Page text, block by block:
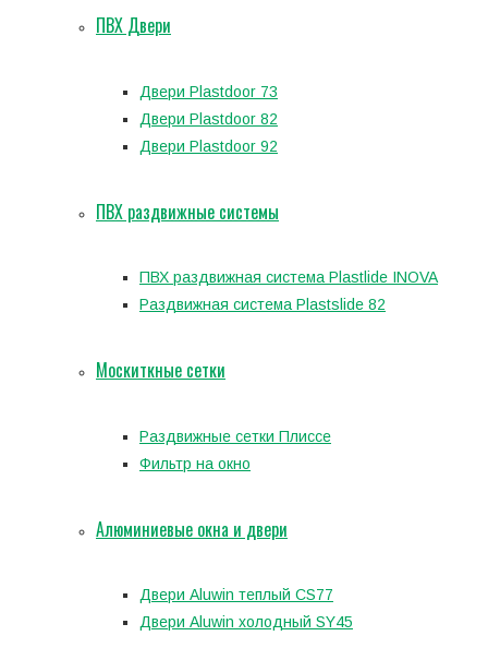
ПВХ Двери
Двери Plastdoor 73
Двери Plastdoor 82
Двери Plastdoor 92
ПВХ раздвижные системы
ПВХ раздвижная система Plastlide INOVA
Раздвижная система Plastslide 82
Москиткные сетки
Раздвижные сетки Плиссе
Фильтр на окно
Алюминиевые окна и двери
Двери Aluwin теплый CS77
Двери Aluwin холодный SY45